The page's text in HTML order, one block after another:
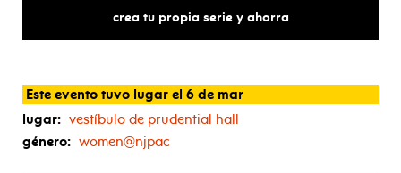
escaping expectations
crea tu propia serie y ahorra
Este evento tuvo lugar el 6 de mar
lugar: vestíbulo de prudential hall
género: women@njpac